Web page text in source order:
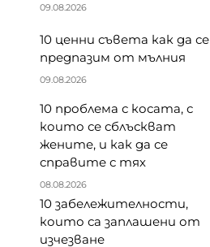
09.08.2026
10 ценни съвета как да се
предпазим от мълния
09.08.2026
10 проблема с косата, с
които се сблъскват
жените, и как да се
справите с тях
08.08.2026
10 забележителности,
които са заплашени от
изчезване